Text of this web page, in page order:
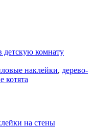
детскую комнату
наклейки, дерево-
котята
на стены